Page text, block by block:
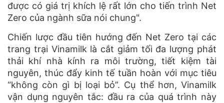
được có giá trị khích lệ rất lớn cho tiến trình Net
Zero của ngành sữa nói chung".
Chiến lược đầu tiên hướng đến Net Zero tại các
trang trại Vinamilk là cắt giảm tối đa lượng phát
thải khí nhà kính ra môi trường, tiết kiệm tài
nguyên, thúc đẩy kinh tế tuần hoàn với mục tiêu
“không còn gì bị loại bỏ”. Cụ thể hơn, Vinamilk
vận dụng nguyên tắc: đầu ra của quá trình này